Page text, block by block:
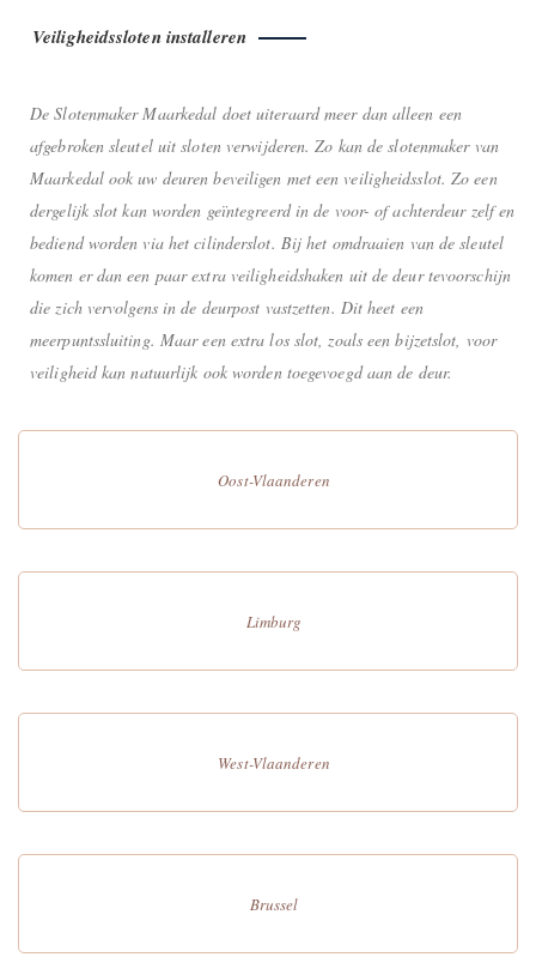
Veiligheidssloten installeren
De Slotenmaker Maarkedal doet uiteraard meer dan alleen een
afgebroken sleutel uit sloten verwijderen. Zo kan de slotenmaker van
Maarkedal ook uw deuren beveiligen met een veiligheidsslot. Zo een
dergelijk slot kan worden geïntegreerd in de voor- of achterdeur zelf en
bediend worden via het cilinderslot. Bij het omdraaien van de sleutel
komen er dan een paar extra veiligheidshaken uit de deur tevoorschijn
die zich vervolgens in de deurpost vastzetten. Dit heet een
meerpuntssluiting. Maar een extra los slot, zoals een bijzetslot, voor
veiligheid kan natuurlijk ook worden toegevoegd aan de deur.
Oost-Vlaanderen
Limburg
West-Vlaanderen
Brussel